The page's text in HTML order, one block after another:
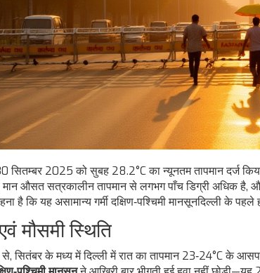
सितम्बर 2025 को सुबह 28.2°C का न्यूनतम तापमान दर्ज
मान औसत सत्रकालीन तापमान से लगभग पाँच डिग्री अधिक
है कि यह असामान्य गर्मी दक्षिण‑पश्चिमीमानसूनदिल्लीके पहले
मौसमी स्थिति
सितंबर के मध्य में दिल्ली में रात का तापमान 23‑24°C के